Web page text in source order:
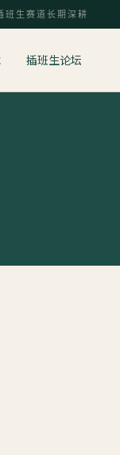
生赛道长期深耕
插班生论坛